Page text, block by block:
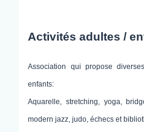
Activités adultes /
Association qui propose
enfants:
Aquarelle, stretching, yoga,
modern jazz, judo, échecs et